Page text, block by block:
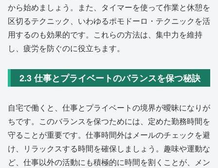
から始めましょう。また、タイマーを使って作業と休憩を
区切るテクニック、いわゆるポモドーロ・テクニックを活
用するのも効果的です。これらの方法は、集中力を維持
し、疲労を防ぐのに役立ちます。
2.3 仕事とプライベートのバランスを保つ秘訣
自宅で働くと、仕事とプライベートの境界が曖昧になりが
ちです。このバランスを保つためには、定めた勤務時間を
守ることが重要です。仕事時間外はメールのチェックを避
け、リラックスする時間を確保しましょう。趣味や運動な
ど、仕事以外の活動にも積極的に時間を割くことが、メン